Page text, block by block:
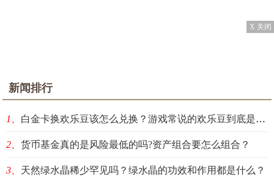
X 关闭
新闻排行
1、 白金卡换欢乐豆该怎么兑换？游戏常说的欢乐豆到底是什么东西？
2、 货币基金真的是风险最低的吗?资产组合要怎么组合？
3、 ​天然绿水晶稀少罕见吗？绿水晶的功效和作用都是什么？